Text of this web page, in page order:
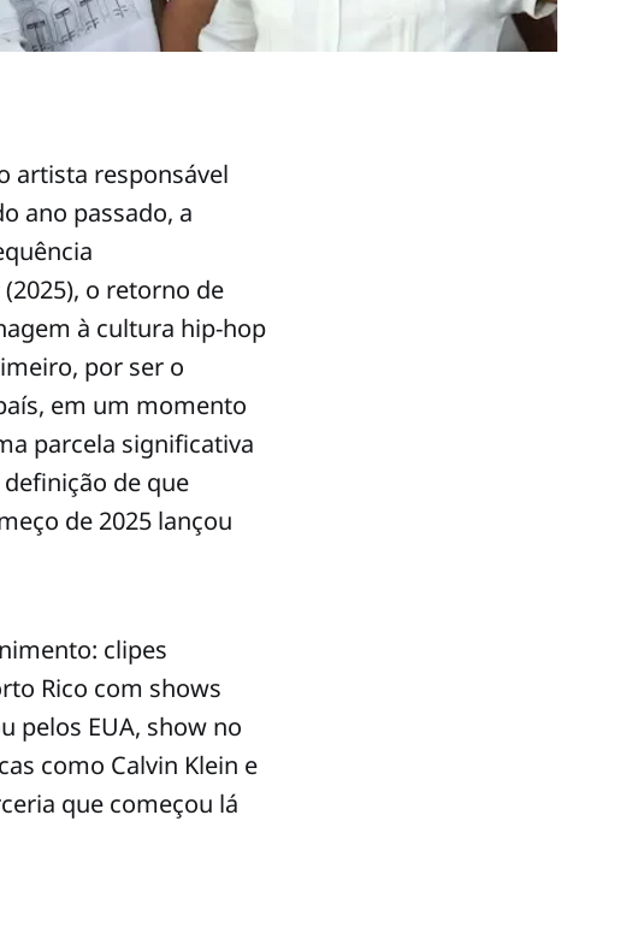
artista responsável
ano passado, a
o retorno de
à cultura hip-hop
por ser o
em um momento
parcela significativa
de que
de 2025 lançou
clipes
Rico com shows
pelos EUA, show no
como Calvin Klein e
que começou lá